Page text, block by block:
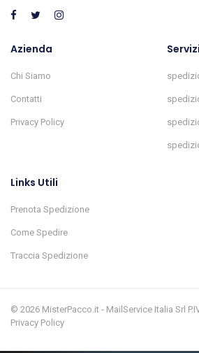
Azienda
Chi Siamo
Contatti
Privacy Policy
Servizi
Links Utili
Prenota Spedizione
Come Spedire
Traccia Spedizione
© 2026 MisterPacco.it - MailService Italia Srl
Privacy Policy